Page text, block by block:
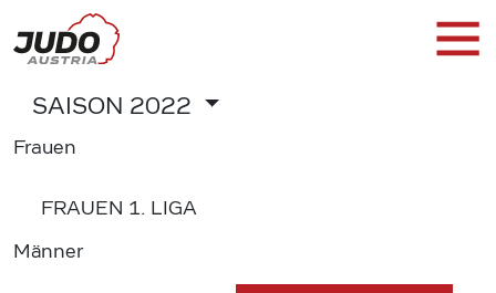
SAISON 2022
Frauen
FRAUEN 1. LIGA
Männer